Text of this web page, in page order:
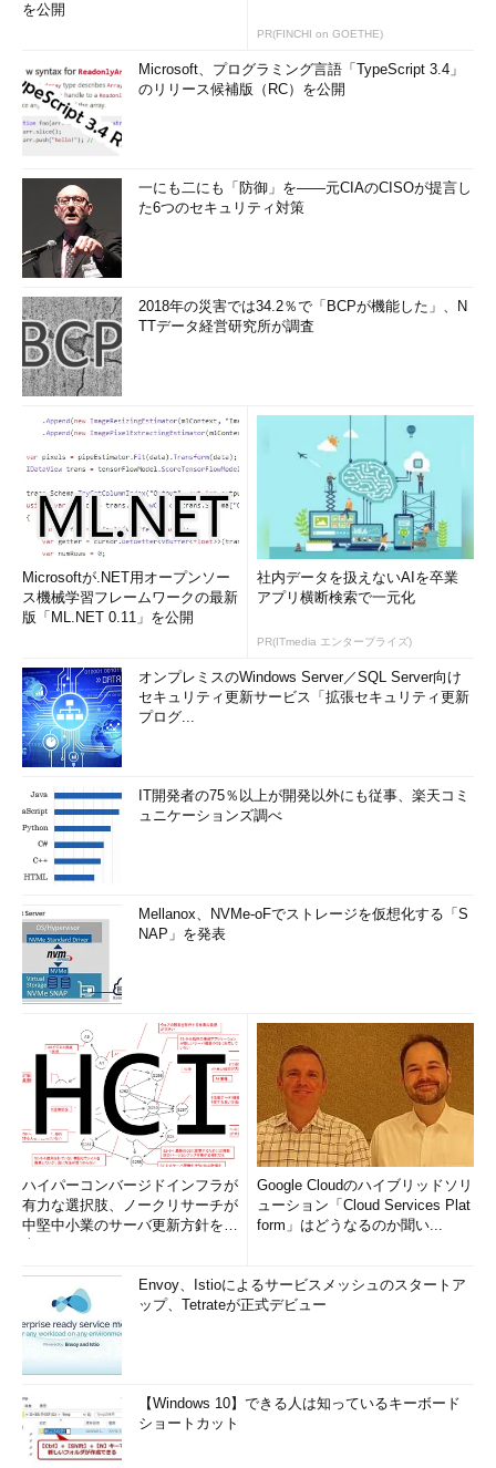
を公開
PR(FINCHI on GOETHE)
Microsoft、プログラミング言語「TypeScript 3.4」
のリリース候補版（RC）を公開
一にも二にも「防御」を――元CIAのCISOが提言し
た6つのセキュリティ対策
2018年の災害では34.2％で「BCPが機能した」、N
TTデータ経営研究所が調査
Microsoftが.NET用オープンソー
ス機械学習フレームワークの最新
版「ML.NET 0.11」を公開
社内データを扱えないAIを卒業
アプリ横断検索で一元化
PR(ITmedia エンタープライズ)
オンプレミスのWindows Server／SQL Server向け
セキュリティ更新サービス「拡張セキュリティ更新
プログ...
IT開発者の75％以上が開発以外にも従事、楽天コミ
ュニケーションズ調べ
Mellanox、NVMe-oFでストレージを仮想化する「S
NAP」を発表
ハイパーコンバージドインフラが
有力な選択肢、ノークリサーチが
中堅中小業のサーバ更新方針を調
Google Cloudのハイブリッドソリ
ューション「Cloud Services Plat
form」はどうなるのか聞い...
Envoy、Istioによるサービスメッシュのスタートア
ップ、Tetrateが正式デビュー
【Windows 10】できる人は知っているキーボード
ショートカット